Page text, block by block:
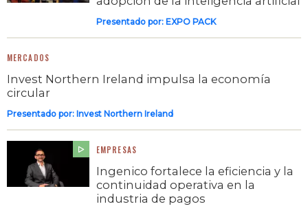
Presentado por: EXPO PACK
MERCADOS
Invest Northern Ireland impulsa la economía
circular
Presentado por: Invest Northern Ireland
EMPRESAS
Ingenico fortalece la eficiencia y la
continuidad operativa en la
industria de pagos